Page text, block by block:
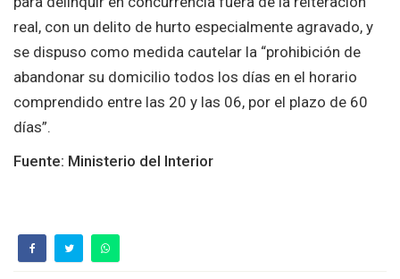
real, con un delito de hurto especialmente agravado, y
se dispuso como medida cautelar la “prohibición de
abandonar su domicilio todos los días en el horario
comprendido entre las 20 y las 06, por el plazo de 60
días”.
Fuente: Ministerio del Interior